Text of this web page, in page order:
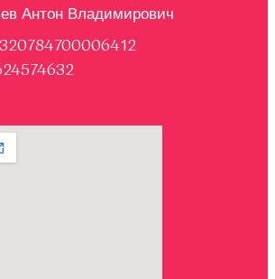
Антон Владимирович